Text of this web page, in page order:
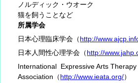
ノルディック・ウオーク
猫を飼うことなど
所属学会
日本心理臨床学会（http://
日本人間性心理学会（http://
International Expressive Arts Therapy
Association（http://www.ieata.org/）